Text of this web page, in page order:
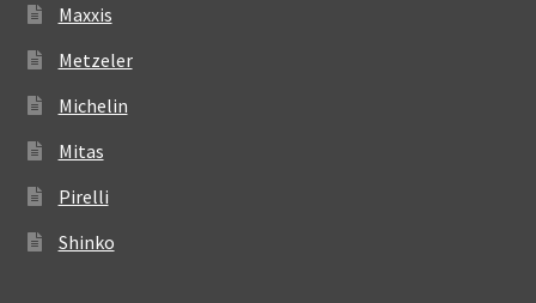
Maxxis
Metzeler
Michelin
Mitas
Pirelli
Shinko